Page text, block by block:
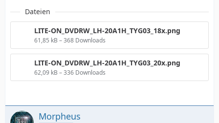
Dateien
LITE-ON_DVDRW_LH-20A1H_TYG03_18x.png
61,85 kB – 368 Downloads
LITE-ON_DVDRW_LH-20A1H_TYG03_20x.png
62,09 kB – 336 Downloads
Morpheus